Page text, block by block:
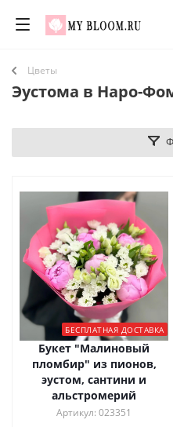
Цветы
Эустома в Наро-
БЕСПЛАТНАЯ ДОСТАВКА
Букет "Малиновый
пломбир" из пионов,
эустом, сантини и
альстромерий
Артикул: 023351